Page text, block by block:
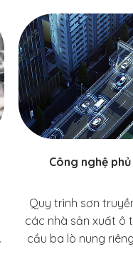
Công nghệ
Quy trình sơn
các nhà sản xuất ô
cầu ba lò nung